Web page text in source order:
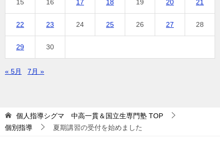
15 16 17 18 19 20 21
22 23 24 25 26 27 28
29 30
« 5月 7月 »
個人指導シグマ 中高一貫＆国立生専門塾 TOP
個別指導
夏期講習の受付を始めました